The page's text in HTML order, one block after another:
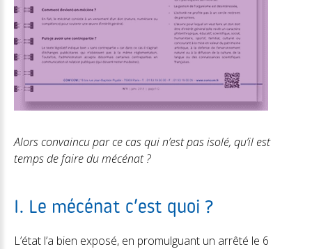
Alors convaincu par ce cas qui n’est pas isolé, qu’il est
temps de faire du mécénat ?
I. Le mécénat c’est quoi ?
L’état l’a bien exposé, en promulguant un arrêté le 6